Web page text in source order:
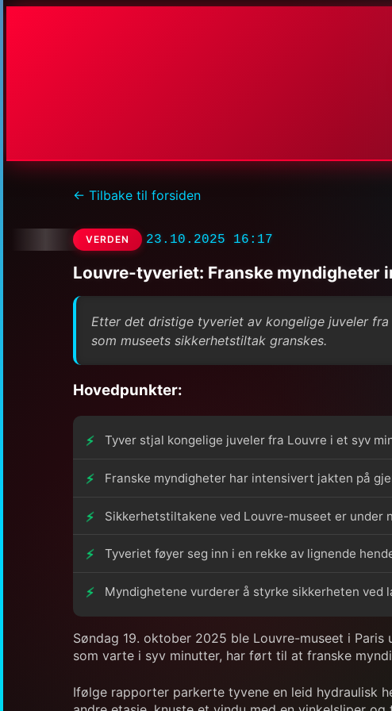
← Tilbake til forsiden
VERDEN 23.10.2025 16:17
Louvre-tyveriet: Franske myndigheter
Etter det dristige tyveriet av kongelige juveler
som museets sikkerhetstiltak granskes.
Hovedpunkter:
Tyver stjal kongelige juveler fra Louvre i et syv
Franske myndigheter har intensivert jakten på
Sikkerhetstiltakene ved Louvre-museet er under
Tyveriet føyer seg inn i en rekke av lignende
Myndighetene vurderer å styrke sikkerheten ved
Søndag 19. oktober 2025 ble Louvre-museet i
som varte i syv minutter, har ført til at franske
Ifølge rapporter parkerte tyvene en leid hydraulisk